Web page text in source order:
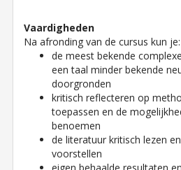
Vaardigheden
Na afronding van de cursus kun je:
de meest bekende
een taal minder bekende
doorgronden
kritisch reflecteren op
toepassen en de
benoemen
de literatuur kritisch lezen
voorstellen